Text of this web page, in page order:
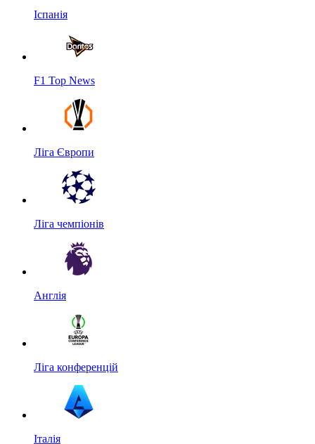
Іспанія
F1 Top News
Ліга Європи
Ліга чемпіонів
Англія
Ліга конференцій
Італія